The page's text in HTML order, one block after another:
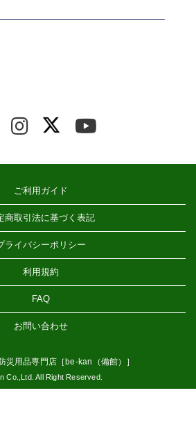
ご利用ガイド
商取引法に基づく表記
ライバシーポリシー
利用規約
FAQ
お問い合わせ
災用品専門店［be-kan（備館）］
Co.,Ltd. All Right Reserved.